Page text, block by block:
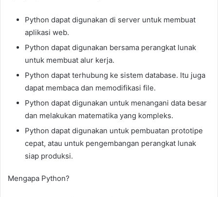
Python dapat digunakan di server untuk membuat
aplikasi web.
Python dapat digunakan bersama perangkat lunak
untuk membuat alur kerja.
Python dapat terhubung ke sistem database. Itu juga
dapat membaca dan memodifikasi file.
Python dapat digunakan untuk menangani data besar
dan melakukan matematika yang kompleks.
Python dapat digunakan untuk pembuatan prototipe
cepat, atau untuk pengembangan perangkat lunak
siap produksi.
Mengapa Python?